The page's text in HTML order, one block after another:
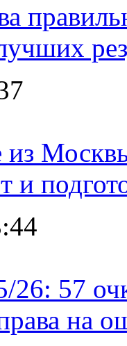
26: 57
на